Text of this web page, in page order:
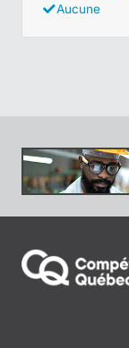
Aucune